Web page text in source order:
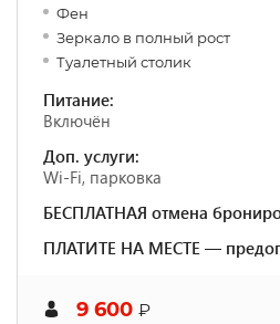
Фен
Зеркало в полный рост
Туалетный столик
Питание:
Включён
Доп. услуги:
Wi-Fi, парковка
БЕСПЛАТНАЯ отмена
ПЛАТИТЕ НА МЕСТЕ —
9 600 ₽